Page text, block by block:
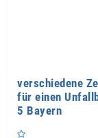
verschiedene
für einen
5 Bayern